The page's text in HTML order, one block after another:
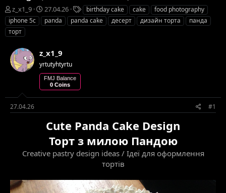
А
в
т
о
т
е
м
z_x1_9
Д
а
т
т
в
о
р
е
н
27.04.26
Т
е
г
birthday cake cake
food photography
iphone 5c
panda panda cake десерт дизайн торта
панда
торт
z_x1_9
yrtutyhtyrtu
FMJ Balance
0 Coins
27.04.26 #1
Cute Panda Cake Design
Торт з милою Пандою
Creative pastry design ideas / Ідеї для оформлення
тортів